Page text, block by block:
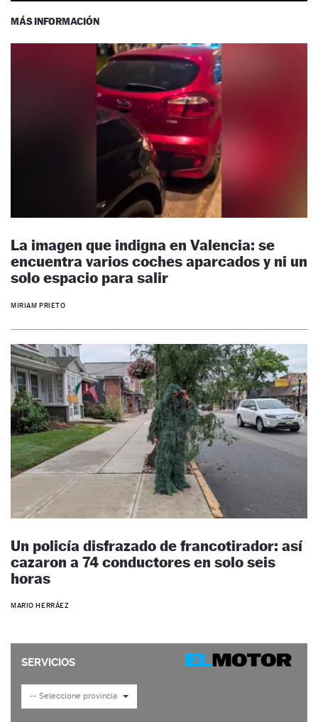
MÁS INFORMACIÓN
La imagen que indigna en Valencia: se
encuentra varios coches aparcados y ni un
solo espacio para salir
MIRIAM PRIETO
Un policía disfrazado de francotirador: así
cazaron a 74 conductores en solo seis
horas
MARIO HERRÁEZ